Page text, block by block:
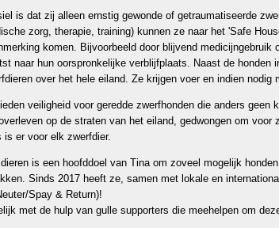
is dat zij alleen ernstig gewonde of getraumatiseerde
zorg, therapie, training) kunnen ze naar het 'Safe
komen. Bijvoorbeeld door blijvend medicijngebruik
naar hun oorspronkelijke verblijfplaats. Naast de
over het hele eiland. Ze krijgen voer en indien nodig
veiligheid voor geredde zwerfhonden die anders geen
op de straten van het eiland, gedwongen om voor
er voor elk zwerfdier.
is een hoofddoel van Tina om zoveel mogelijk
Sinds 2017 heeft ze, samen met lokale en
Spay & Return)!
met de hulp van gulle supporters die meehelpen om